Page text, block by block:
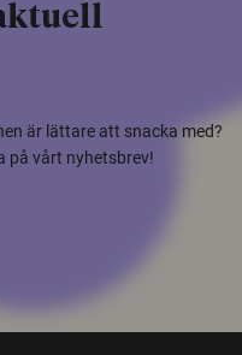
är lättare att snacka med?
på vårt nyhetsbrev!